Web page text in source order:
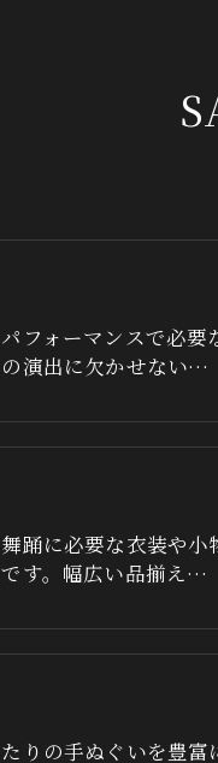
フォーマンスで必要
演出に欠かせない…
踊に必要な衣装や小
す。幅広い品揃え…
りの手ぬぐいを豊富